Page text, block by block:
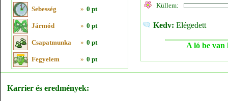
Sebesség » 0 pt
Jármód » 0 pt
Csapatmunka » 0 pt
Fegyelem » 0 pt
Küllem:
Kedv: Elégedett
A ló be van
Karrier és eredmények: